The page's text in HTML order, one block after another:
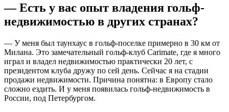
— Есть у вас опыт владения гольф-
недвижимостью в других странах?
— У меня был таунхаус в гольф-поселке примерно в 30 км от
Милана. Это замечательный гольф-клуб Carimate, где я много
играл и владел недвижимостью практически 20 лет, с
президентом клуба дружу по сей день. Сейчас я на стадии
продажи недвижимости. Причина понятна: в Европу стало
сложно ездить. И у меня появилась гольф-недвижимость в
России, под Петербургом.